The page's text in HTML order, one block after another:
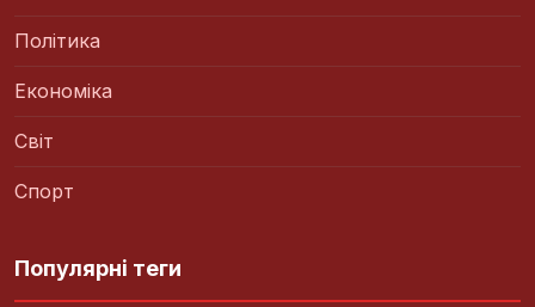
Політика
Економіка
Світ
Спорт
Популярні теги